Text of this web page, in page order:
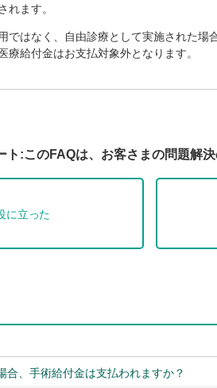
れます。
ではなく、自由診療として実施された場
療給付金はお支払対象外となります。
ト:このFAQは、お客さまの問題解
に立った
合、手術給付金は支払われますか？